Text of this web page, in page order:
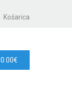
Košarica
0.00€